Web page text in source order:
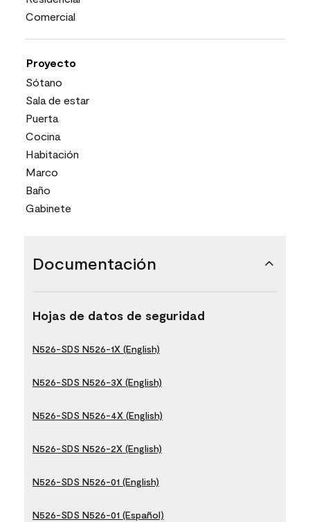
Comercial
Proyecto
Sótano
Sala de estar
Puerta
Cocina
Habitación
Marco
Baño
Gabinete
Documentación
Hojas de datos de seguridad
N526-SDS N526-1X (English)
N526-SDS N526-3X (English)
N526-SDS N526-4X (English)
N526-SDS N526-2X (English)
N526-SDS N526-01 (English)
N526-SDS N526-01 (Español)